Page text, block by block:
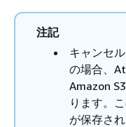
注記
キャンセ
の場合、
Amazon
ります。
が保存さ